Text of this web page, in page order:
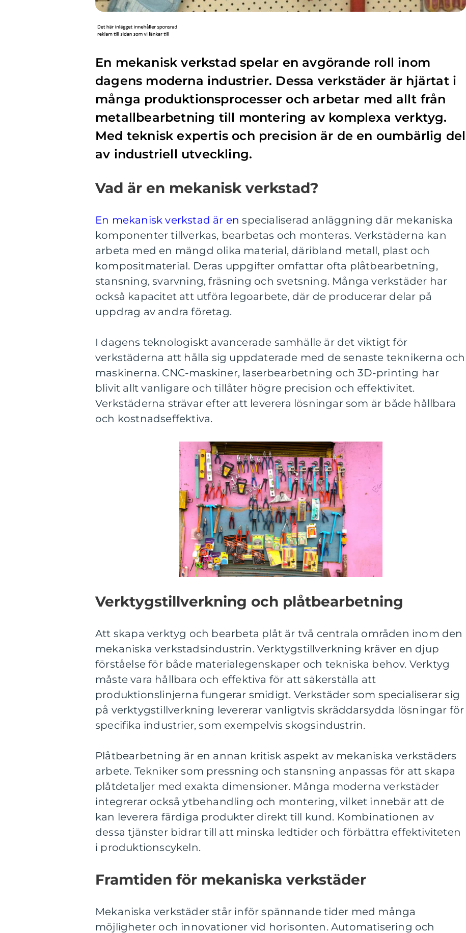
En mekanisk verkstad spelar en avgörande roll inom
dagens moderna industrier. Dessa verkstäder är hjärtat i
många produktionsprocesser och arbetar med allt från
metallbearbetning till montering av komplexa verktyg.
Med teknisk expertis och precision är de en oumbärlig del
av industriell utveckling.
Vad är en mekanisk verkstad?
En mekanisk verkstad är en specialiserad anläggning där mekaniska
komponenter tillverkas, bearbetas och monteras. Verkstäderna kan
arbeta med en mängd olika material, däribland metall, plast och
kompositmaterial. Deras uppgifter omfattar ofta plåtbearbetning,
stansning, svarvning, fräsning och svetsning. Många verkstäder har
också kapacitet att utföra legoarbete, där de producerar delar på
uppdrag av andra företag.
I dagens teknologiskt avancerade samhälle är det viktigt för
verkstäderna att hålla sig uppdaterade med de senaste teknikerna och
maskinerna. CNC-maskiner, laserbearbetning och 3D-printing har
blivit allt vanligare och tillåter högre precision och effektivitet.
Verkstäderna strävar efter att leverera lösningar som är både hållbara
och kostnadseffektiva.
Verktygstillverkning och plåtbearbetning
Att skapa verktyg och bearbeta plåt är två centrala områden inom den
mekaniska verkstadsindustrin. Verktygstillverkning kräver en djup
förståelse för både materialegenskaper och tekniska behov. Verktyg
måste vara hållbara och effektiva för att säkerställa att
produktionslinjerna fungerar smidigt. Verkstäder som specialiserar sig
på verktygstillverkning levererar vanligtvis skräddarsydda lösningar för
specifika industrier, som exempelvis skogsindustrin.
Plåtbearbetning är en annan kritisk aspekt av mekaniska verkstäders
arbete. Tekniker som pressning och stansning anpassas för att skapa
plåtdetaljer med exakta dimensioner. Många moderna verkstäder
integrerar också ytbehandling och montering, vilket innebär att de
kan leverera färdiga produkter direkt till kund. Kombinationen av
dessa tjänster bidrar till att minska ledtider och förbättra effektiviteten
i produktionscykeln.
Framtiden för mekaniska verkstäder
Mekaniska verkstäder står inför spännande tider med många
möjligheter och innovationer vid horisonten. Automatisering och